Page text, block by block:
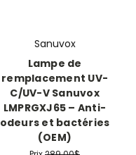
Sanuvox
Lampe de
remplacement UV-
C/UV-V Sanuvox
LMPRGXJ65 – Anti-
odeurs et bactéries
(OEM)